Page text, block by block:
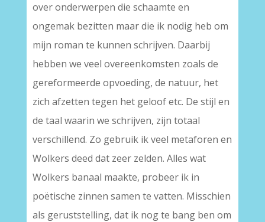
over onderwerpen die schaamte en
ongemak bezitten maar die ik nodig heb om
mijn roman te kunnen schrijven. Daarbij
hebben we veel overeenkomsten zoals de
gereformeerde opvoeding, de natuur, het
zich afzetten tegen het geloof etc. De stijl en
de taal waarin we schrijven, zijn totaal
verschillend. Zo gebruik ik veel metaforen en
Wolkers deed dat zeer zelden. Alles wat
Wolkers banaal maakte, probeer ik in
poëtische zinnen samen te vatten. Misschien
als geruststelling, dat ik nog te bang ben om